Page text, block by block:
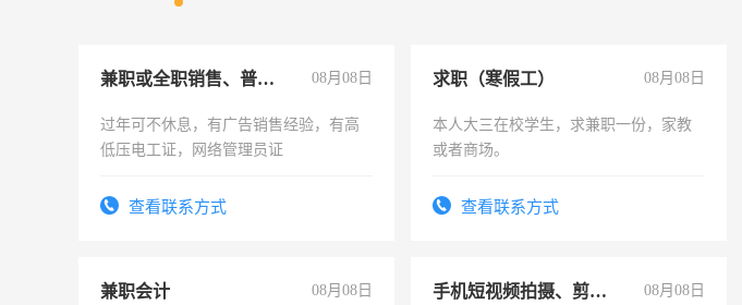
兼职或全职销售、普工、维修 08月08日
过年可不休息，有广告销售经验，有高
低压电工证，网络管理员证
查看联系方式
求职（寒假工） 08月08日
本人大三在校学生，求兼职一份，家教
或者商场。
查看联系方式
兼职会计 08月08日 手机短视频拍摄、剪辑、抖音快手 08月08日